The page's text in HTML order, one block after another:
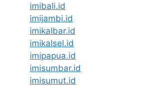
imibali.id
imijambi.id
imikalbar.id
imikalsel.id
imipapua.id
imisumbar.id
imisumut.id